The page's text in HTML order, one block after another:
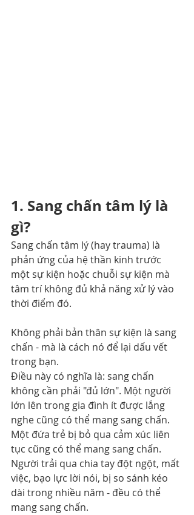
1. Sang chấn tâm lý là
gì?
Sang chấn tâm lý (hay trauma) là
phản ứng của hệ thần kinh trước
một sự kiện hoặc chuỗi sự kiện mà
tâm trí không đủ khả năng xử lý vào
thời điểm đó.
Không phải bản thân sự kiện là sang
chấn - mà là cách nó để lại dấu vết
trong bạn.
Điều này có nghĩa là: sang chấn
không cần phải "đủ lớn". Một người
lớn lên trong gia đình ít được lắng
nghe cũng có thể mang sang chấn.
Một đứa trẻ bị bỏ qua cảm xúc liên
tục cũng có thể mang sang chấn.
Người trải qua chia tay đột ngột, mất
việc, bạo lực lời nói, bị so sánh kéo
dài trong nhiều năm - đều có thể
mang sang chấn.